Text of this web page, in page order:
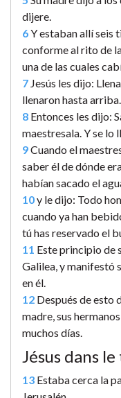
dijere.
6Y estaban allí seis
conforme al rito de
una de las cuales
7 Jesús les dijo:
llenaron hasta arriba.
8 Entonces les dijo:
maestresala. Y se lo
9Cuando el
saber él de dónde
habían sacado el
10y le dijo: Todo
cuando ya han
tú has reservado el
11 Este principio de
Galilea, y manifestó
en él.
12 Después de esto
madre, sus
muchos días.
Jésus dans
13 Estaba cerca la